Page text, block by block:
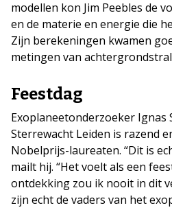
modellen kon Jim Peebles de
en de materie en energie die
Zijn berekeningen kwamen
metingen van
Feestdag
Exoplaneetonderzoeker Ignas
Sterrewacht Leiden is razend
Nobelprijs-laureaten. “Dit is
mailt hij. “Het voelt als een
ontdekking zou ik nooit in dit
zijn echt de vaders van het